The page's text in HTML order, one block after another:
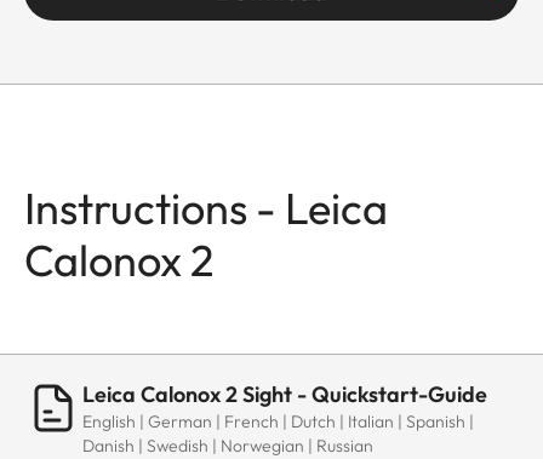
Instructions - Leica
Calonox 2
Leica Calonox 2 Sight - Quickstart-Guide
English | German | French | Dutch | Italian | Spanish |
Danish | Swedish | Norwegian | Russian